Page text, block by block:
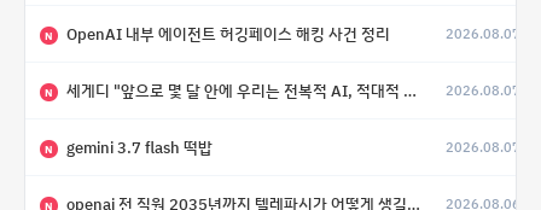
N OpenAI 내부 에이전트 허깅페이스 해킹 사건 정리 2026.08.07
N 세게디 "앞으로 몇 달 안에 우리는 전복적 AI, 적대적 AI 둘 다 보게 될 것" 2026.08.07
N gemini 3.7 flash 떡밥 2026.08.07
N openai 전 직원 2035년까지 텔레파시가 어떻게 생길 수 있는지 2026.08.06